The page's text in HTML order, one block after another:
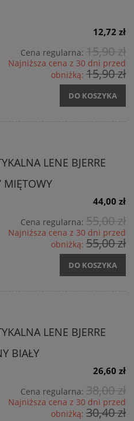
12,72 zł
Cena regularna: 15,90 zł
Najniższa cena z 30 dni przed
obniżką: 15,90 zł
DO KOSZYKA
LENE BJERRE
44,00 zł
Cena regularna: 55,00 zł
Najniższa cena z 30 dni przed
obniżką: 55,00 zł
DO KOSZYKA
LENE BJERRE
BIAŁY
26,60 zł
Cena regularna: 38,00 zł
Najniższa cena z 30 dni przed
obniżką: 30,40 zł